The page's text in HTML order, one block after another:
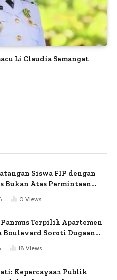
Li Claudia Semangat
Siswa PIP dengan
Bukan Atas Permintaan
0 Views
Terpilih Apartemen
Boulevard Soroti Dugaan
Voting
18 Views
Kepercayaan Publik